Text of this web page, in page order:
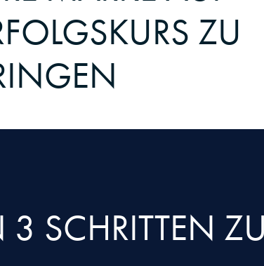
ZU
3 SCHRITTEN